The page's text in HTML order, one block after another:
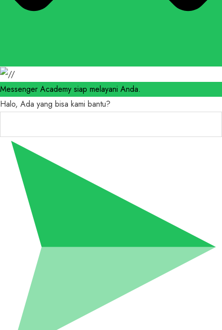
Messenger Academy siap melayani Anda.
Halo, Ada yang bisa kami bantu?